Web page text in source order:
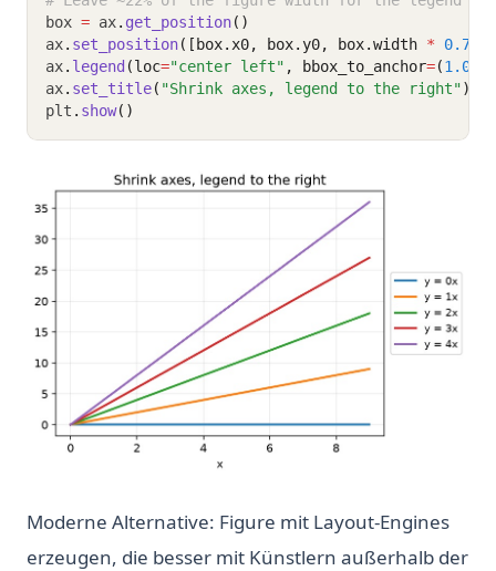
box = ax. get_position()
ax. set_position([box.x0, box.y0, box.width * 0.78
ax. legend (loc="center left" , bbox_to_anchor=(1.02
ax. set_title( "Shrink axes, legend to the right")
plt . show()
Moderne Alternative: Figure mit Layout-Engines
erzeugen, die besser mit Künstlern außerhalb der